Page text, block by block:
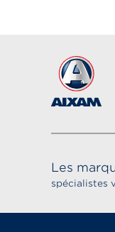
Les
spécialistes